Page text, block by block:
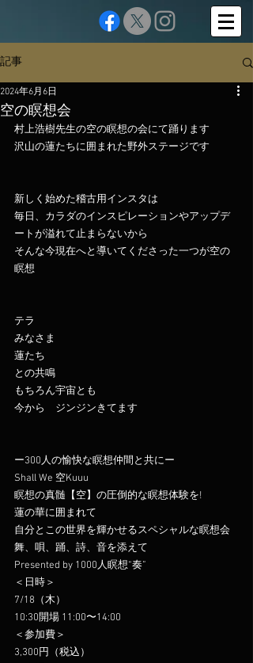
記事
空の瞑想会
2024年6月6日
村上浩樹先生の空の瞑想の会にて踊ります
沢山の蓮たちに囲まれた野外ステージです
新しく始めた稽古用インスタは
毎日、カラダのインスピレーションやアップデ
ートが溢れて止まらないから
そんな今現在へと導いてくださった一つが空の
瞑想
テラ
みなさま
蓮たち
との共鳴
もちろん宇宙とも
今から゙ジンジンきてます
ー300人の愉快な瞑想仲間と共にー
Shall We 空Kuuu
瞑想の真髄【空】の圧倒的な瞑想体験を!
蓮の華に囲まれて
自分とこの世界を輝かせるスペシャルな瞑想会
舞、唄、踊、詩、音を添えて
Presented by 1000人瞑想“奏”
＜日時＞
7/18（木）
10:30開場 11:00〜14:00
＜参加費＞
3,300円（税込）